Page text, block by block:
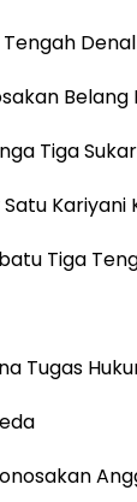
Belang
Tiga
Kariyani
Tiga
Tugas